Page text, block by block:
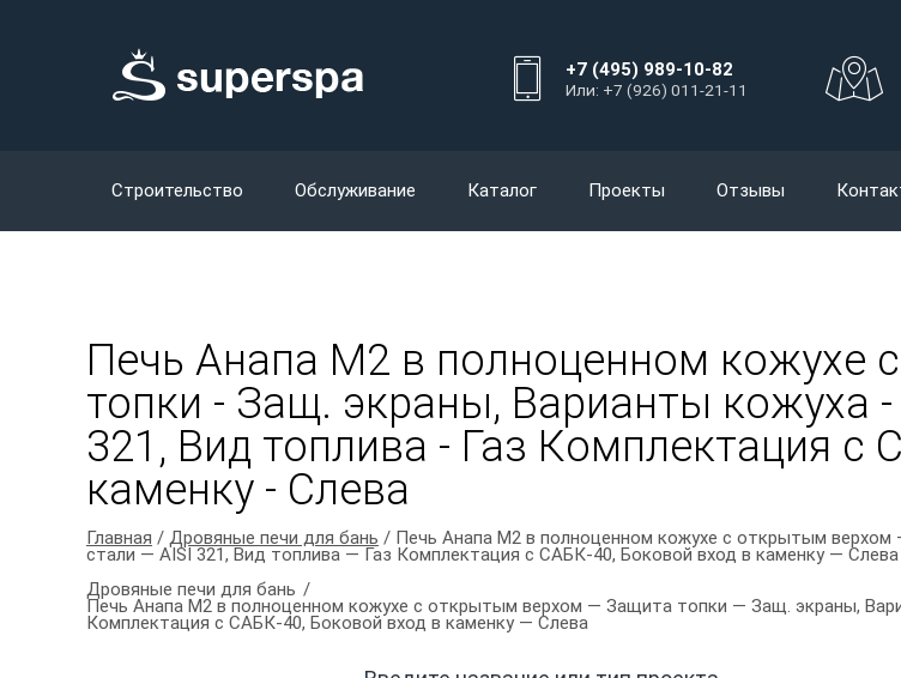
+7 (495) 989-10-82
Или: +7 (926) 011-21-11
Строительство Обслуживание Каталог Проекты Отзывы
Печь Анапа М2 в полноценном кожухе
топки - Защ. экраны, Варианты кожуха
321, Вид топлива - Газ Комплектация с
каменку - Слева
Главная / Дровяные печи для бань / Печь Анапа М2 в полноценном кожухе с открытым
стали — AISI 321, Вид топлива — Газ Комплектация с САБК-40, Боковой вход в каменку — Слева
Дровяные печи для бань
Печь Анапа М2 в полноценном кожухе с открытым верхом — Защита топки — Защ. экраны,
Комплектация с САБК-40, Боковой вход в каменку — Слева